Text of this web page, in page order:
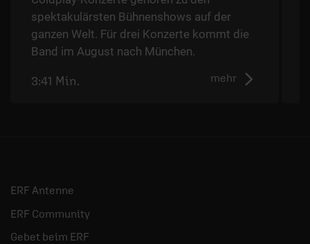
spektakulärsten Bühnenshows auf der
ganzen Welt. Für drei Konzerte kommt die
Band im August nach München.
mehr
3:41 Min.
ERF Antenne
ERF Community
Gebet beim ERF